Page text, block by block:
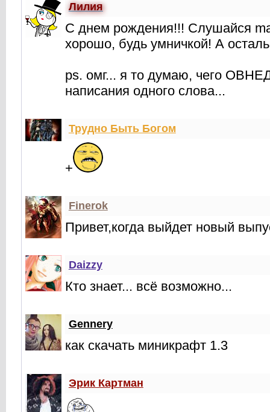
Лилия
С днем рождения!!! Слушайся
хорошо, будь умничкой! А
ps. омг... я то думаю, чего
написания одного слова...
Трудно Быть Богом
+
Finerok
Привет,когда выйдет новый
Daizzy
Кто знает... всё возможно...
Gennery
как скачать миникрафт 1.3
Эрик Картман